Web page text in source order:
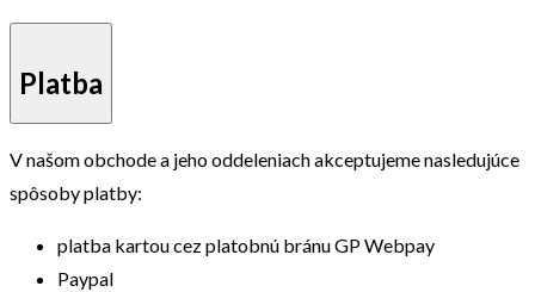
Platba
V našom obchode a jeho oddeleniach akceptujeme nasledujúce
spôsoby platby:
platba kartou cez platobnú bránu GP Webpay
Paypal